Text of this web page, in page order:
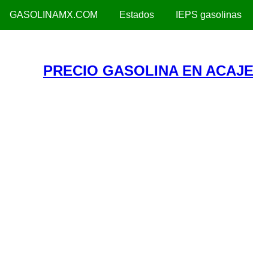
GASOLINAMX.COM Estados IEPS gasolinas
PRECIO GASOLINA EN